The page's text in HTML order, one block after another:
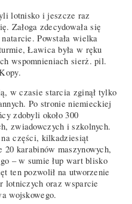
lotnisko i jeszcze raz
Załoga zdecydowała się
Powstała wielka
Ławica była w ręku
wspomnieniach sierż. pil.
w czasie starcia zginął tylko
Po stronie niemieckiej
zdobyli około 300
zwiadowczych i szkolnych.
na części, kilkadziesiąt
20 karabinów maszynowych,
– w sumie łup wart blisko
ten pozwolił na utworzenie
lotniczych oraz wsparcie
wojskowego.